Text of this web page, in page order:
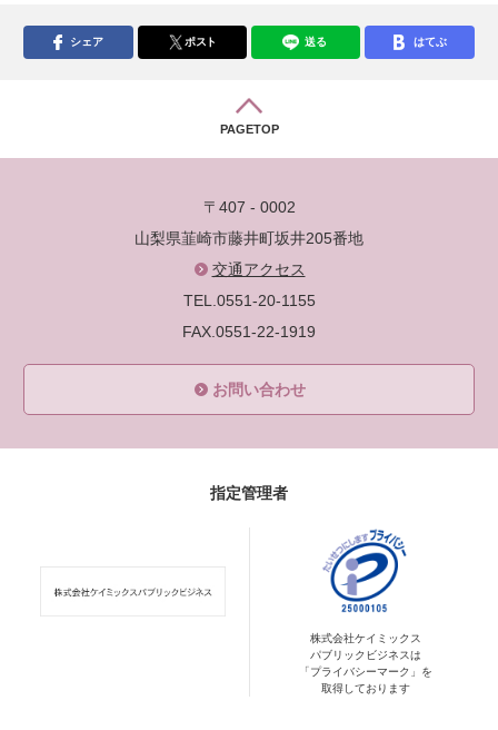
シェア ポスト 送る はてぶ
PAGETOP
〒407 - 0002
山梨県韮崎市藤井町坂井205番地
交通アクセス
TEL.0551-20-1155
FAX.0551-22-1919
お問い合わせ
指定管理者
株式会社ケイミックス
パブリックビジネスは
「プライバシーマーク」を
取得しております